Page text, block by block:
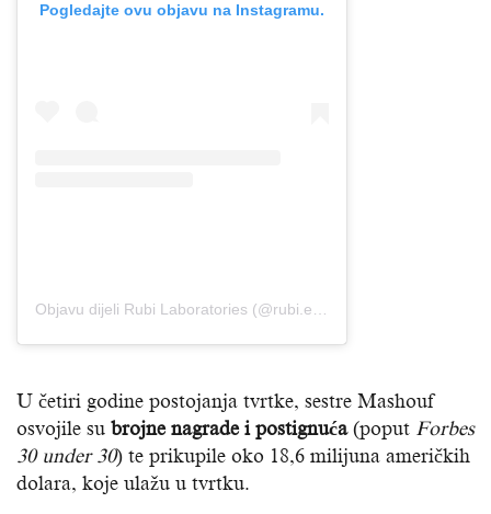
Pogledajte ovu objavu na Instagramu.
U četiri godine postojanja tvrtke, sestre Mashouf
osvojile su brojne nagrade i postignuća(poput Forbes
30 under 30) te prikupile oko 18,6 milijuna američkih
dolara, koje ulažu u tvrtku.